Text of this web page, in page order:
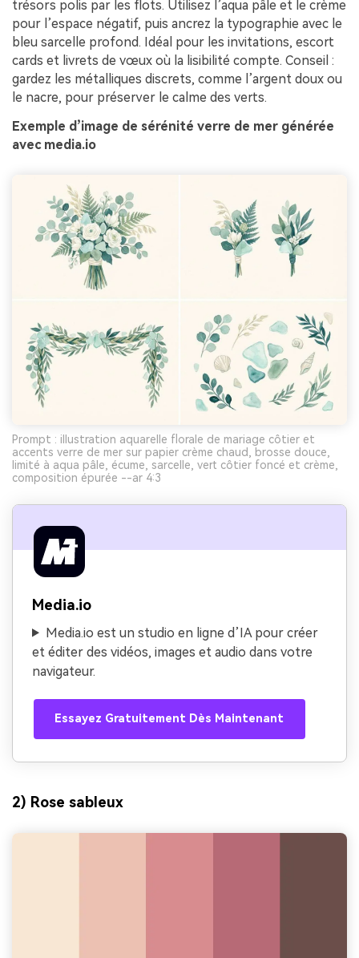
trésors polis par les flots. Utilisez l’aqua pâle et le crème
pour l’espace négatif, puis ancrez la typographie avec le
bleu sarcelle profond. Idéal pour les invitations, escort
cards et livrets de vœux où la lisibilité compte. Conseil :
gardez les métalliques discrets, comme l’argent doux ou
le nacre, pour préserver le calme des verts.
Exemple d’image de sérénité verre de mer générée
avec media.io
Prompt : illustration aquarelle florale de mariage côtier et
accents verre de mer sur papier crème chaud, brosse douce,
limité à aqua pâle, écume, sarcelle, vert côtier foncé et crème,
composition épurée --ar 4:3
Media.io
Media.io est un studio en ligne d’IA pour créer
et éditer des vidéos, images et audio dans votre
navigateur.
Essayez Gratuitement Dès Maintenant
2) Rose sableux